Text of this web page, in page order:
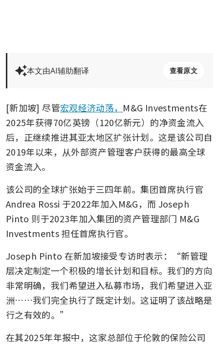
本文由AI辅助翻译 查看原文
[新加坡] 尽管宏观经济动荡， M&G Investments在
2025年获得70亿英镑（120亿新元）的净资金流入
后，正继续推进其亚太地区扩张计划。这是该公司自
2019年以来，从外部资产管理客户获得的最高全球
资金流入。
该公司的全球扩张始于三四年前。集团首席执行官
Andrea Rossi 于2022年加入M&G，而 Joseph
Pinto 则于2023年加入集团的资产管理部门 M&G
Investments 担任首席执行官。
Joseph Pinto 在新加坡接受专访时表示：“新管理
层决定制定一个积极的增长计划和目标。我们的方向
非常明确，我们希望进入私募市场，我们希望进入亚
洲……我们完全执行了既定计划。这证明了该战略是
行之有效的。”
在其2025年年报中，这家总部位于伦敦的保险公司